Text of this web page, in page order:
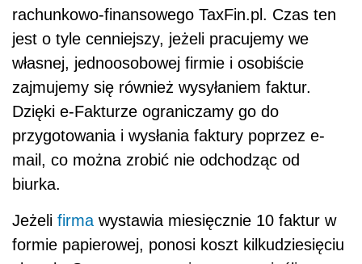
rachunkowo-finansowego TaxFin.pl. Czas ten
jest o tyle cenniejszy, jeżeli pracujemy we
własnej, jednoosobowej firmie i osobiście
zajmujemy się również wysyłaniem faktur.
Dzięki e-Fakturze ograniczamy go do
przygotowania i wysłania faktury poprzez e-
mail, co można zrobić nie odchodząc od
biurka.
Jeżeli firma wystawia miesięcznie 10 faktur w
formie papierowej, ponosi koszt kilkudziesięciu